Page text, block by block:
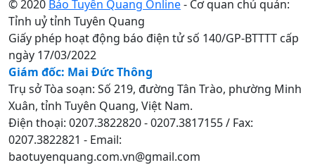
© 2020 Báo Tuyên Quang Online- Cơ quan chủ quản:
Tỉnh uỷ tỉnh Tuyên Quang
Giấy phép hoạt động báo điện tử số 140/GP-BTTTT cấp
ngày 17/03/2022
Giám đốc: Mai Đức Thông
Trụ sở Tòa soạn: Số 219, đường Tân Trào, phường Minh
Xuân, tỉnh Tuyên Quang, Việt Nam.
Điện thoại: 0207.3822820 - 0207.3817155 / Fax:
0207.3822821 - Email:
baotuyenquang.com.vn@gmail.com